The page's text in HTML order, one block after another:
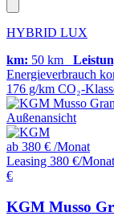
HYBRID LUX
km: 50 km
Energieverbrauch
176 g/km CO₂-
ab 380 € /Monat
Leasing 380 €/Monat
€
KGM Musso